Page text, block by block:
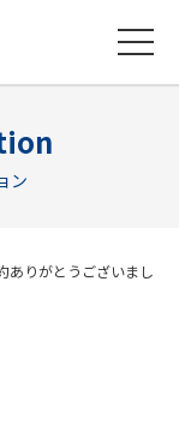
ン
ありがとうございまし